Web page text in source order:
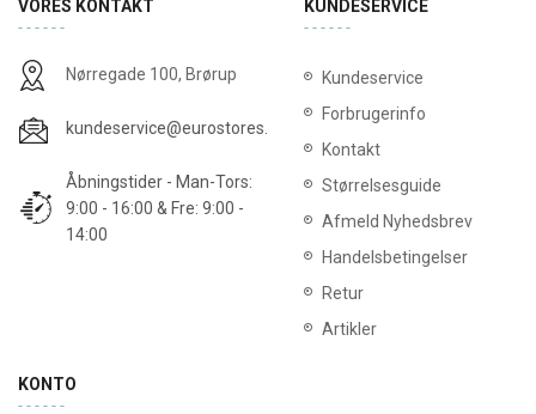
VORES KONTAKT
Nørregade 100, Brørup
kundeservice@eurostores.dk
Åbningstider - Man-Tors:
9:00 - 16:00 & Fre: 9:00 -
14:00
KUNDESERVICE
Kundeservice
Forbrugerinfo
Kontakt
Størrelsesguide
Afmeld Nyhedsbrev
Handelsbetingelser
Retur
Artikler
KONTO